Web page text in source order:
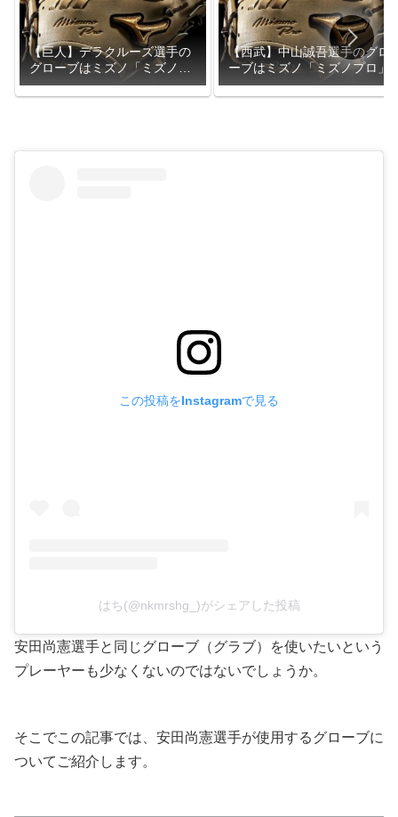
【巨人】デラクルーズ選手の
グローブはミズノ「ミズノプ
ロ」
【西武】中山誠吾選手のグロ
ーブはミズノ「ミズノプロ」
この投稿をInstagramで見る
はち(@nkmrshg_)がシェアした投稿
安田尚憲選手と同じグローブ（グラブ）を使いたいという
プレーヤーも少なくないのではないでしょうか。
そこでこの記事では、安田尚憲選手が使用するグローブに
ついてご紹介します。